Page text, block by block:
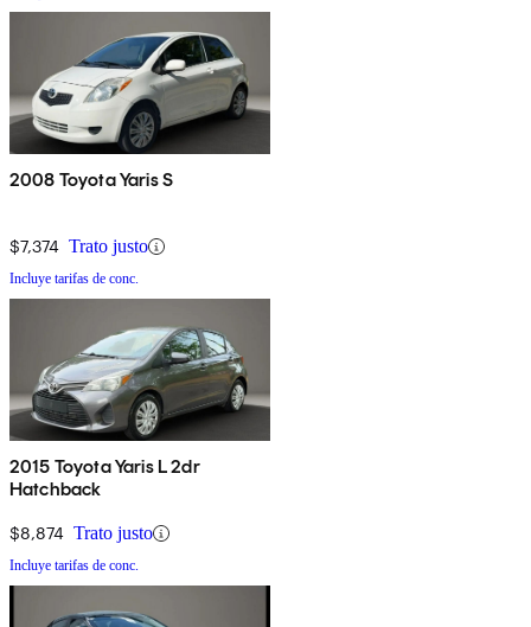
2008 Toyota Yaris S
$7,374 Trato justo
Incluye tarifas de conc.
2015 Toyota Yaris L 2dr
Hatchback
$8,874 Trato justo
Incluye tarifas de conc.